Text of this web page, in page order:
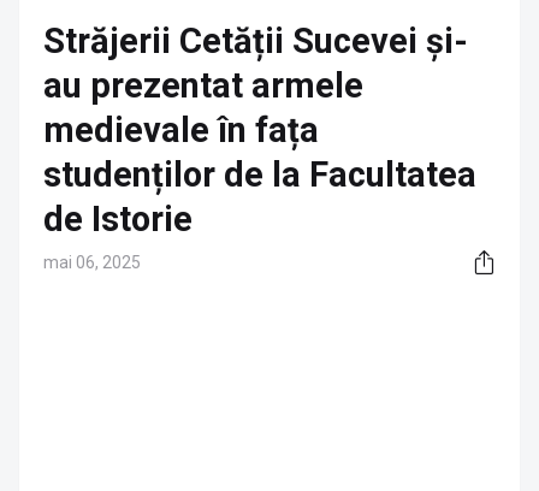
Străjerii Cetății Sucevei și-
au prezentat armele
medievale în fața
studenților de la Facultatea
de Istorie
mai 06, 2025